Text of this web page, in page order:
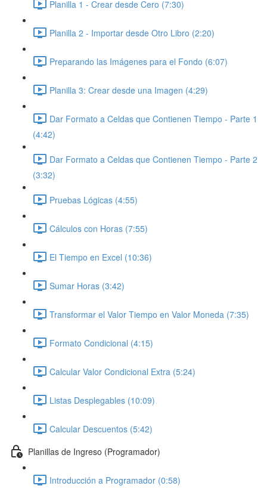
Planilla 1 - Crear desde Cero (7:30)
Planilla 2 - Importar desde Otro Libro (2:20)
Preparando las Imágenes para el Fondo (6:07)
Planilla 3: Crear desde una Imagen (4:29)
Dar Formato a Celdas que Contienen Tiempo - Parte 1
(4:42)
Dar Formato a Celdas que Contienen Tiempo - Parte 2
(3:32)
Pruebas Lógicas (4:55)
Cálculos con Horas (7:55)
El Tiempo en Excel (10:36)
Sumar Horas (3:42)
Transformar el Valor Tiempo en Valor Moneda (7:35)
Formato Condicional (4:15)
Calcular Valor Condicional Extra (5:24)
Listas Desplegables (10:09)
Calcular Descuentos (5:42)
Planillas de Ingreso (Programador)
Introducción a Programador (0:58)